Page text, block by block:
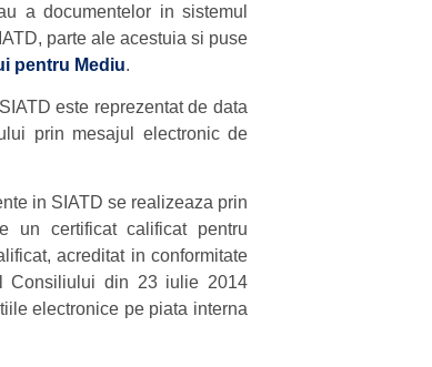
a documentelor in sistemul
parte ale acestuia si puse
pentru Mediu.
este reprezentat de data
prin mesajul electronic de
in SIATD se realizeaza prin
un certificat calificat pentru
acreditat in conformitate
Consiliului din 23 iulie 2014
electronice pe piata interna